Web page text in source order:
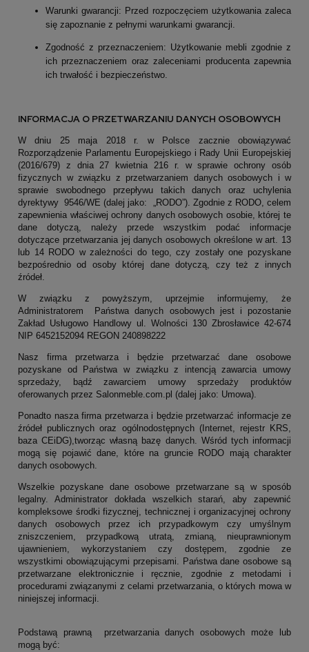
Warunki gwarancji: Przed rozpoczęciem użytkowania zaleca
się zapoznanie z pełnymi warunkami gwarancji.
Zgodność z przeznaczeniem: Użytkowanie mebli zgodnie z
ich przeznaczeniem oraz zaleceniami producenta zapewnia
ich trwałość i bezpieczeństwo.
INFORMACJA O PRZETWARZANIU DANYCH OSOBOWYCH
W dniu 25 maja 2018 r. w Polsce zacznie obowiązywać
Rozporządzenie Parlamentu Europejskiego i Rady Unii Europejskiej
(2016/679) z dnia 27 kwietnia 216 r. w sprawie ochrony osób
fizycznych w związku z przetwarzaniem danych osobowych i w
sprawie swobodnego przepływu takich danych oraz uchylenia
dyrektywy 9546/WE (dalej jako: „RODO”). Zgodnie z RODO, celem
zapewnienia właściwej ochrony danych osobowych osobie, której te
dane dotyczą, należy przede wszystkim podać informacje
dotyczące przetwarzania jej danych osobowych określone w art. 13
lub 14 RODO w zależności do tego, czy zostały one pozyskane
bezpośrednio od osoby której dane dotyczą, czy też z innych
źródeł.
W związku z powyższym, uprzejmie informujemy, że
Administratorem Państwa danych osobowych jest i pozostanie
Zakład Usługowo Handlowy ul. Wolności 130 Zbrosławice 42-674
NIP 6452152094 REGON 240898222
Nasz firma przetwarza i będzie przetwarzać dane osobowe
pozyskane od Państwa w związku z intencją zawarcia umowy
sprzedaży, bądź zawarciem umowy sprzedaży produktów
oferowanych przez Salonmeble.com.pl (dalej jako: Umowa).
Ponadto nasza firma przetwarza i będzie przetwarzać informacje ze
źródeł publicznych oraz ogólnodostępnych (Internet, rejestr KRS,
baza CEiDG),tworząc własną bazę danych. Wśród tych informacji
mogą się pojawić dane, które na gruncie RODO mają charakter
danych osobowych.
Wszelkie pozyskane dane osobowe przetwarzane są w sposób
legalny. Administrator dokłada wszelkich starań, aby zapewnić
kompleksowe środki fizycznej, technicznej i organizacyjnej ochrony
danych osobowych przez ich przypadkowym czy umyślnym
zniszczeniem, przypadkową utratą, zmianą, nieuprawnionym
ujawnieniem, wykorzystaniem czy dostępem, zgodnie ze
wszystkimi obowiązującymi przepisami. Państwa dane osobowe są
przetwarzane elektronicznie i ręcznie, zgodnie z metodami i
procedurami związanymi z celami przetwarzania, o których mowa w
niniejszej informacji.
Podstawą prawną przetwarzania danych osobowych może lub
mogą być: